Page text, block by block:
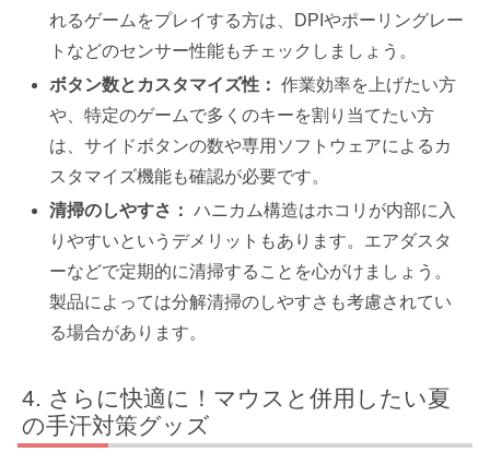
れるゲームをプレイする方は、DPIやポーリングレー
トなどのセンサー性能もチェックしましょう。
ボタン数とカスタマイズ性： 作業効率を上げたい方
や、特定のゲームで多くのキーを割り当てたい方
は、サイドボタンの数や専用ソフトウェアによるカ
スタマイズ機能も確認が必要です。
清掃のしやすさ： ハニカム構造はホコリが内部に入
りやすいというデメリットもあります。エアダスタ
ーなどで定期的に清掃することを心がけましょう。
製品によっては分解清掃のしやすさも考慮されてい
る場合があります。
さらに快適に！マウスと併用したい夏
の手汗対策グッズ